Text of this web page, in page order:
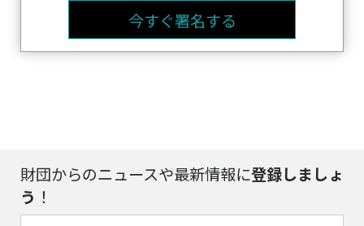
今すぐ署名する
財団からのニュースや最新情報に登録しましょ
う ！